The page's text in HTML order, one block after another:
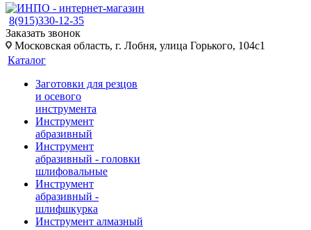
8(915)330-12-35
Заказать звонок
Московская область, г. Лобня, улица Горького, 104с1
Каталог
Заготовки для резцов
и осевого
инструмента
Инструмент
абразивный
Инструмент
абразивный - головки
шлифовальные
Инструмент
абразивный -
шлифшкурка
Инструмент алмазный